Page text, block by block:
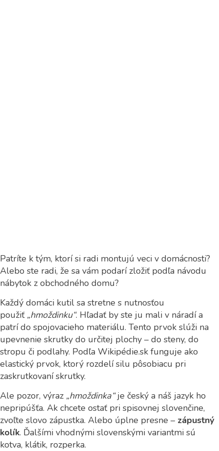
Patríte k tým, ktorí si radi montujú veci v domácnosti?
Alebo ste radi, že sa vám podarí zložiť podľa návodu
nábytok z obchodného domu?
Každý domáci kutil sa stretne s nutnosťou
použiť „hmoždinku“. Hľadať by ste ju mali v náradí a
patrí do spojovacieho materiálu. Tento prvok slúži na
upevnenie skrutky do určitej plochy – do steny, do
stropu či podlahy. Podľa Wikipédie.sk funguje ako
elastický prvok, ktorý rozdelí silu pôsobiacu pri
zaskrutkovaní skrutky.
Ale pozor, výraz „hmoždinka“je český a náš jazyk ho
nepripúšťa. Ak chcete ostať pri spisovnej slovenčine,
zvoľte slovo zápustka. Alebo úplne presne – zápustný
kolík. Ďalšími vhodnými slovenskými variantmi sú
kotva, klátik, rozperka.